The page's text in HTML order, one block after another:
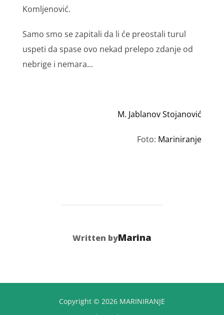
Komljenović.
Samo smo se zapitali da li će preostali turul
uspeti da spase ovo nekad prelepo zdanje od
nebrige i nemara...
M. Jablanov Stojanović
Foto: Mariniranje
POST AUTHOR
Written byMarina
Copyright © 2026 MARINIRANJE